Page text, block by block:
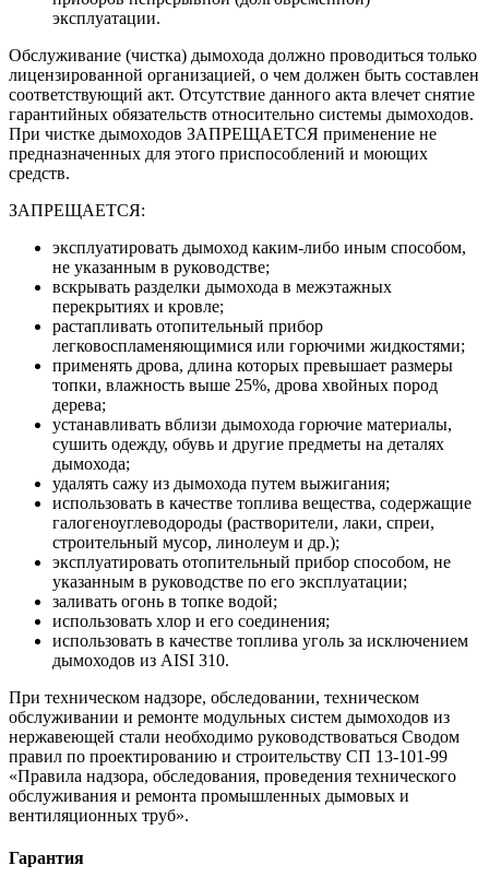
эксплуатации.
Обслуживание (чистка) дымохода должно проводиться только
лицензированной организацией, о чем должен быть составлен
соответствующий акт. Отсутствие данного акта влечет снятие
гарантийных обязательств относительно системы дымоходов.
При чистке дымоходов ЗАПРЕЩАЕТСЯ применение не
предназначенных для этого приспособлений и моющих
средств.
ЗАПРЕЩАЕТСЯ:
эксплуатировать дымоход каким-либо иным способом,
не указанным в руководстве;
вскрывать разделки дымохода в межэтажных
перекрытиях и кровле;
растапливать отопительный прибор
легковоспламеняющимися или горючими жидкостями;
применять дрова, длина которых превышает размеры
топки, влажность выше 25%, дрова хвойных пород
дерева;
устанавливать вблизи дымохода горючие материалы,
сушить одежду, обувь и другие предметы на деталях
дымохода;
удалять сажу из дымохода путем выжигания;
использовать в качестве топлива вещества, содержащие
галогеноуглеводороды (растворители, лаки, спреи,
строительный мусор, линолеум и др.);
эксплуатировать отопительный прибор способом, не
указанным в руководстве по его эксплуатации;
заливать огонь в топке водой;
использовать хлор и его соединения;
использовать в качестве топлива уголь за исключением
дымоходов из AISI 310.
При техническом надзоре, обследовании, техническом
обслуживании и ремонте модульных систем дымоходов из
нержавеющей стали необходимо руководствоваться Сводом
правил по проектированию и строительству СП 13-101-99
«Правила надзора, обследования, проведения технического
обслуживания и ремонта промышленных дымовых и
вентиляционных труб».
Гарантия